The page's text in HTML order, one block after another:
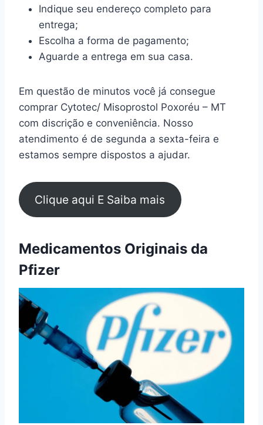
Indique seu endereço completo para
entrega;
Escolha a forma de pagamento;
Aguarde a entrega em sua casa.
Em questão de minutos você já consegue
comprar Cytotec/ Misoprostol Poxoréu – MT
com discrição e conveniência. Nosso
atendimento é de segunda a sexta-feira e
estamos sempre dispostos a ajudar.
Clique aqui E Saiba mais
Medicamentos Originais da
Pfizer